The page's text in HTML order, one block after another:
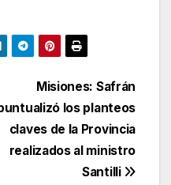
Misiones: Safrán
los planteos
claves de la Provincia
realizados al ministro
Santilli